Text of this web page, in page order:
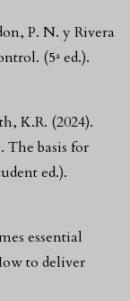
P. N. y Rivera
(5ª ed.).
K.R. (2024).
basis for
ed.).
essential
to deliver